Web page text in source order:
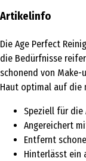
Artikelinfo
Die Age Perfect
die Bedürfnisse
schonend von Make-
Haut optimal auf die
Speziell für
Angereichert
Entfernt
Hinterlässt ein